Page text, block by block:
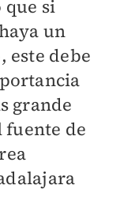
si
un
este debe
grande
de